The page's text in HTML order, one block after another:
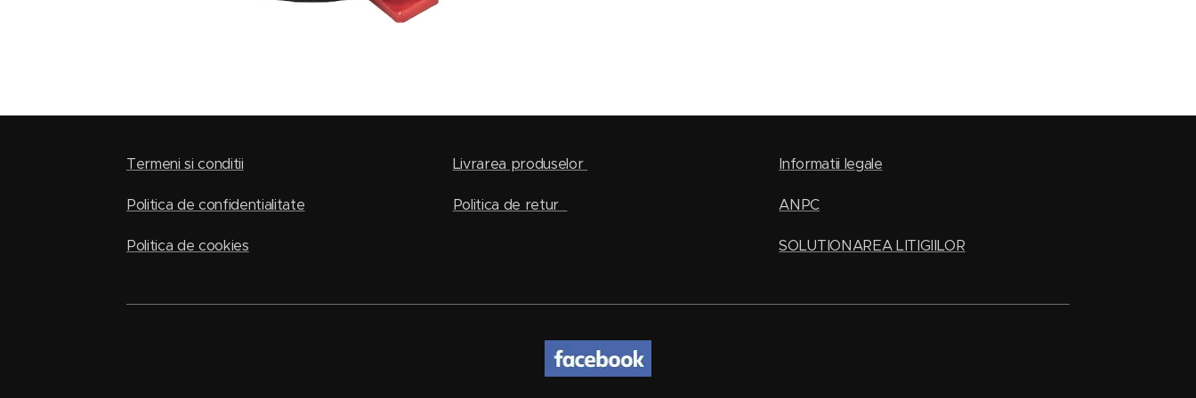
Termeni si conditii
Politica de confidentialitate
Politica de cookies
Livrarea produselor
Politica de retur
Informatii legale
ANPC
SOLUTIONAREA LITIGIILOR